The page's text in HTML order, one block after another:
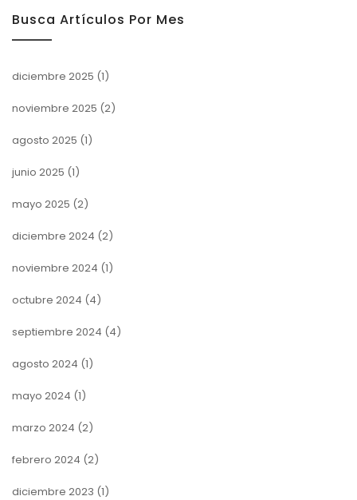
Busca Artículos Por Mes
diciembre 2025 (1)
noviembre 2025 (2)
agosto 2025 (1)
junio 2025 (1)
mayo 2025 (2)
diciembre 2024 (2)
noviembre 2024 (1)
octubre 2024 (4)
septiembre 2024 (4)
agosto 2024 (1)
mayo 2024 (1)
marzo 2024 (2)
febrero 2024 (2)
diciembre 2023 (1)